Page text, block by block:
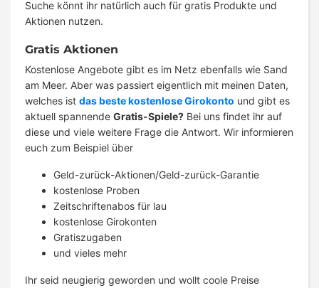
Suche könnt ihr natürlich auch für gratis Produkte und
Aktionen nutzen.
Gratis Aktionen
Kostenlose Angebote gibt es im Netz ebenfalls wie Sand
am Meer. Aber was passiert eigentlich mit meinen Daten,
welches ist das beste kostenlose Girokonto und gibt es
aktuell spannende Gratis-Spiele? Bei uns findet ihr auf
diese und viele weitere Frage die Antwort. Wir informieren
euch zum Beispiel über
Geld-zurück-Aktionen/Geld-zurück-Garantie
kostenlose Proben
Zeitschriftenabos für lau
kostenlose Girokonten
Gratiszugaben
und vieles mehr
Ihr seid neugierig geworden und wollt coole Preise